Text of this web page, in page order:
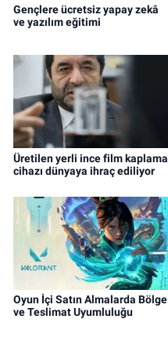
Gençlere ücretsiz yapay zekâ
ve yazılım eğitimi
Üretilen yerli ince film kaplama
cihazı dünyaya ihraç ediliyor
Oyun İçi Satın Almalarda Bölge
ve Teslimat Uyumluluğu